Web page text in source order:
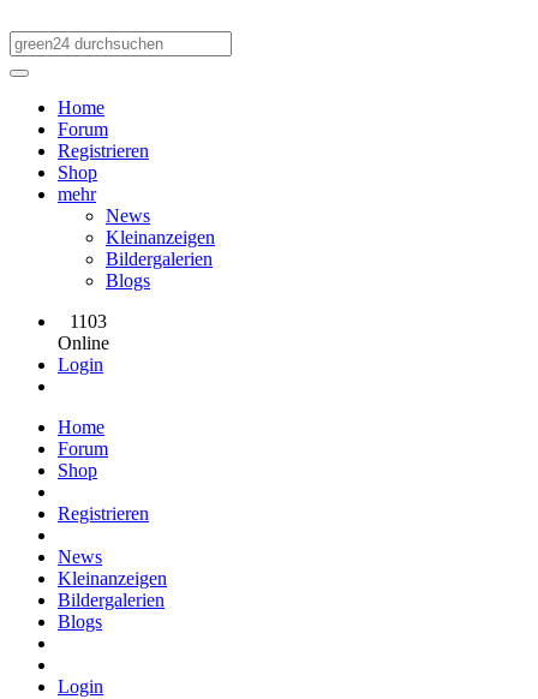
Home
Forum
Registrieren
Shop
mehr
News
Kleinanzeigen
Bildergalerien
Blogs
1103
Online
Login
Home
Forum
Shop
Registrieren
News
Kleinanzeigen
Bildergalerien
Blogs
Login